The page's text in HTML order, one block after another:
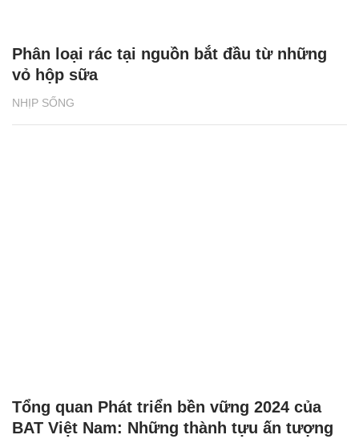
NHỊP SỐNG
Phân loại rác tại nguồn bắt đầu từ những
vỏ hộp sữa
Tổng quan Phát triển bền vững 2024 của
BAT Việt Nam: Những thành tựu ấn tượng